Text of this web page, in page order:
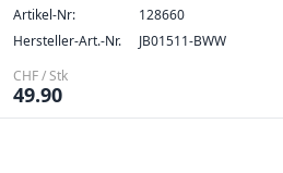
Artikel-Nr:
128660
Hersteller-Art.-Nr.
JB01511-BWW
CHF / Stk
49.90